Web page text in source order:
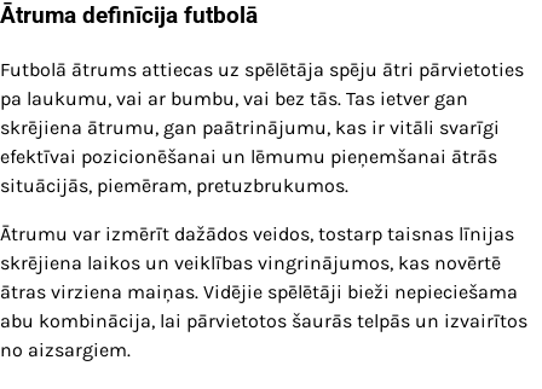
Ātruma definīcija futbolā
Futbolā ātrums attiecas uz spēlētāja spēju ātri pārvietoties
pa laukumu, vai ar bumbu, vai bez tās. Tas ietver gan
skrējiena ātrumu, gan paātrinājumu, kas ir vitāli svarīgi
efektīvai pozicionēšanai un lēmumu pieņemšanai ātrās
situācijās, piemēram, pretuzbrukumos.
Ātrumu var izmērīt dažādos veidos, tostarp taisnas līnijas
skrējiena laikos un veiklības vingrinājumos, kas novērtē
ātras virziena maiņas. Vidējie spēlētāji bieži nepieciešama
abu kombinācija, lai pārvietotos šaurās telpās un izvairītos
no aizsargiem.